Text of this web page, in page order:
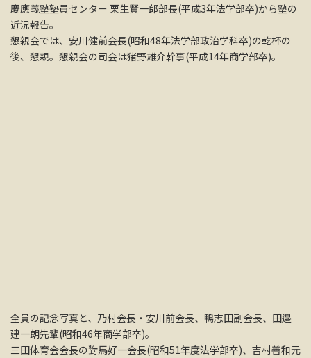
慶應義塾塾員センター 栗生賢一郎部長(平成3年法学部卒)から塾の
近況報告。
懇親会では、安川健前会長(昭和48年法学部政治学科卒)の乾杯の
後、懇親。懇親会の司会は猪野雄介幹事(平成14年商学部卒)。
全員の記念写真と、乃村会長・安川前会長、鴨志田副会長、田邉
建一朗先輩(昭和46年商学部卒)。
三田体育会会長の對馬好一会長(昭和51年度法学部卒)、吉村善和元